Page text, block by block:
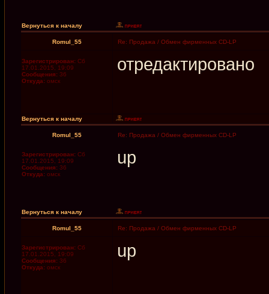
Вернуться к началу
Romul_55 Re: Продажа / Обмен фирменных CD-LP
Зарегистрирован: Сб
17.01.2015, 19:09
Сообщения: 36
Откуда: омск
отредактировано
Вернуться к началу
Romul_55 Re: Продажа / Обмен фирменных CD-LP
Зарегистрирован: Сб
17.01.2015, 19:09
Сообщения: 36
Откуда: омск
up
Вернуться к началу
Romul_55 Re: Продажа / Обмен фирменных CD-LP
Зарегистрирован: Сб
17.01.2015, 19:09
Сообщения: 36
Откуда: омск
up